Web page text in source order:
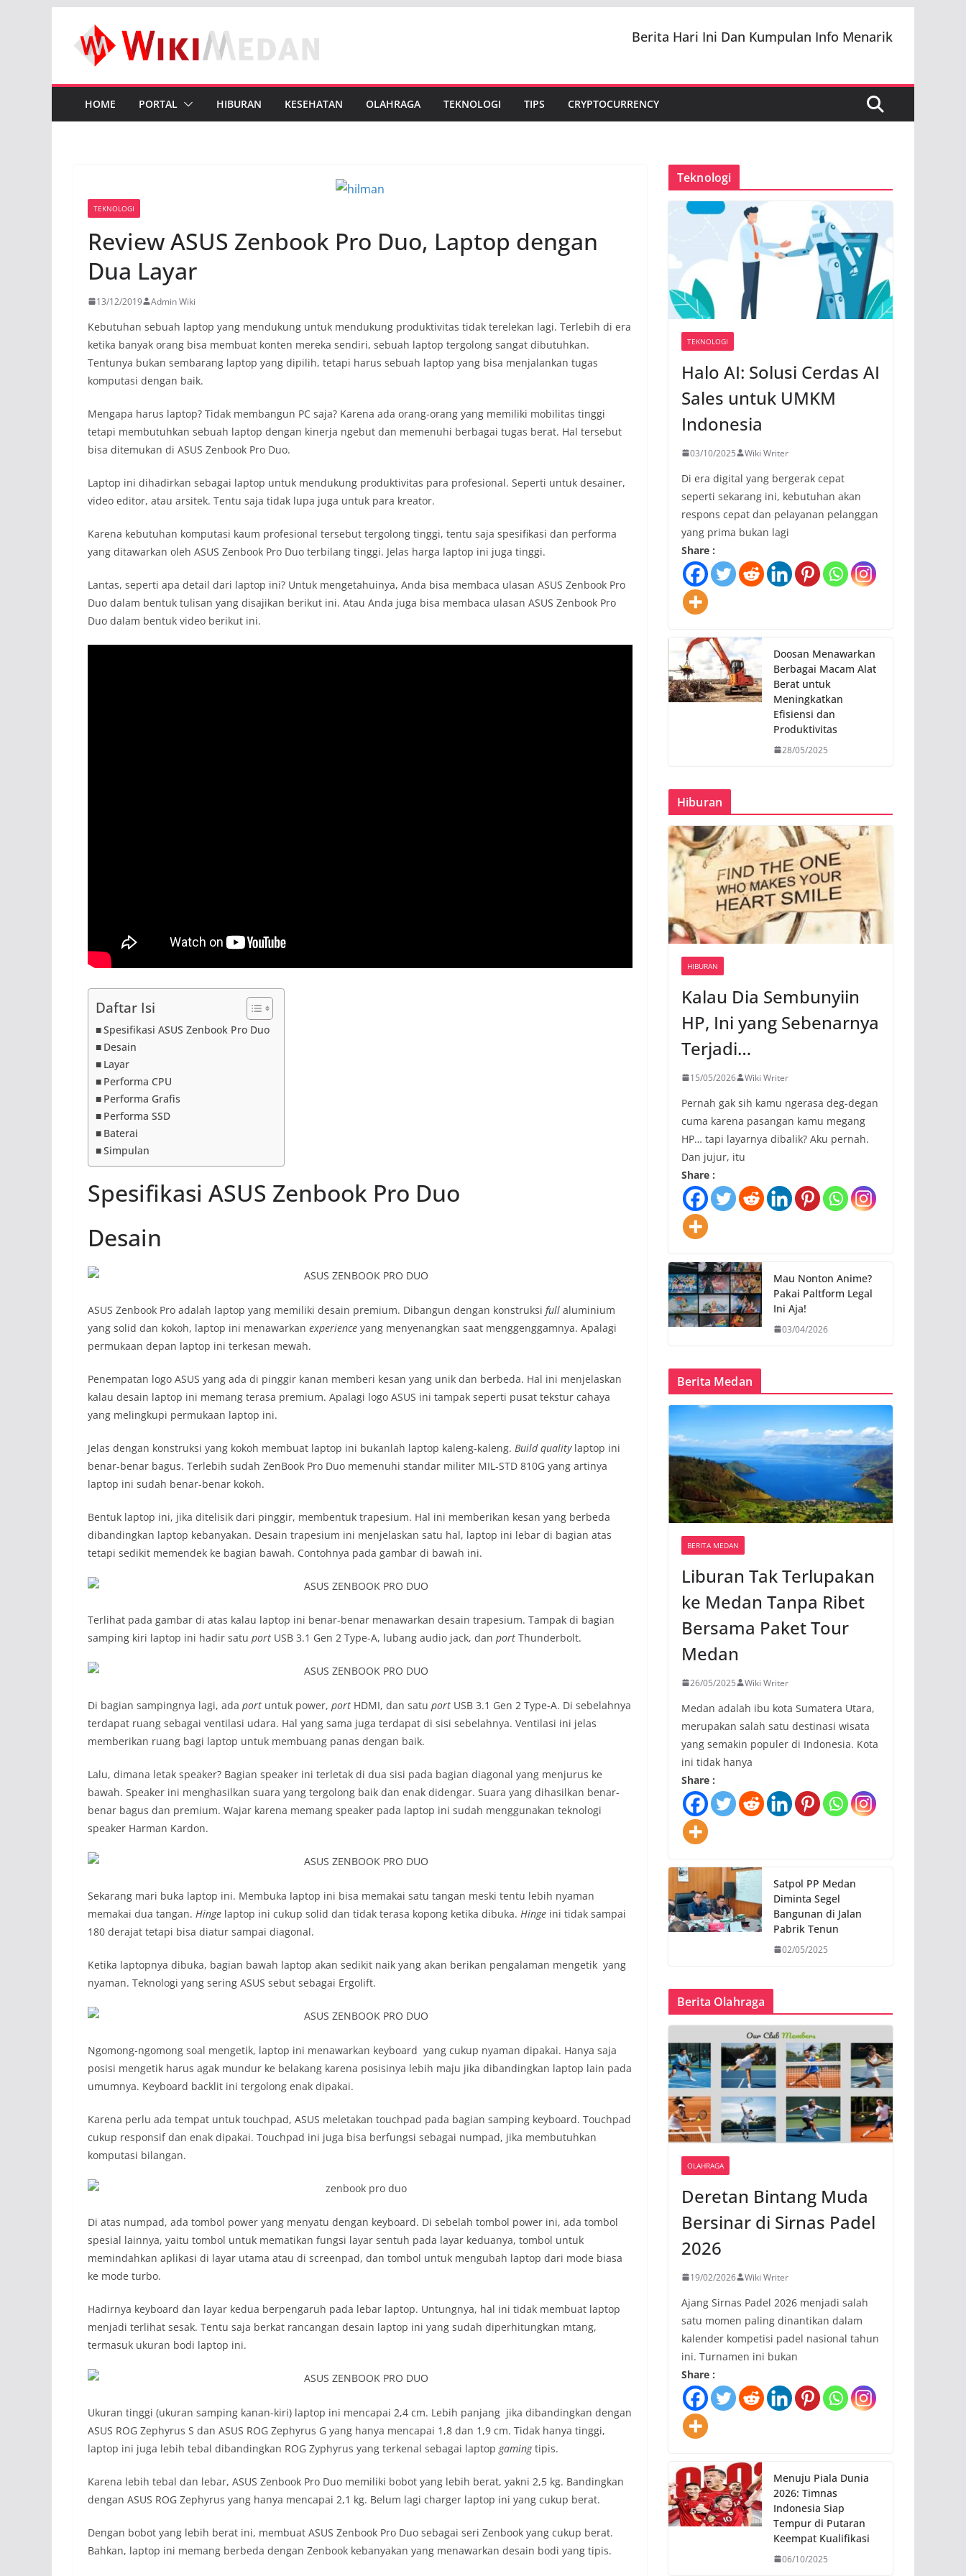
content
Berita Hari Ini Dan Kumpulan Info Menarik
HOME PORTAL HIBURAN KESEHATAN OLAHRAGA TEKNOLOGI TIPS CRYPTOCURRENCY
TEKNOLOGI
Review ASUS Zenbook Pro Duo, Laptop dengan
Dua Layar
13/12/2019 Admin Wiki
Kebutuhan sebuah laptop yang mendukung untuk mendukung produktivitas tidak terelekan lagi. Terlebih di era
ketika banyak orang bisa membuat konten mereka sendiri, sebuah laptop tergolong sangat dibutuhkan.
Tentunya bukan sembarang laptop yang dipilih, tetapi harus sebuah laptop yang bisa menjalankan tugas
komputasi dengan baik.
Mengapa harus laptop? Tidak membangun PC saja? Karena ada orang-orang yang memiliki mobilitas tinggi
tetapi membutuhkan sebuah laptop dengan kinerja ngebut dan memenuhi berbagai tugas berat. Hal tersebut
bisa ditemukan di ASUS Zenbook Pro Duo.
Laptop ini dihadirkan sebagai laptop untuk mendukung produktivitas para profesional. Seperti untuk desainer,
video editor, atau arsitek. Tentu saja tidak lupa juga untuk para kreator.
Karena kebutuhan komputasi kaum profesional tersebut tergolong tinggi, tentu saja spesifikasi dan performa
yang ditawarkan oleh ASUS Zenbook Pro Duo terbilang tinggi. Jelas harga laptop ini juga tinggi.
Lantas, seperti apa detail dari laptop ini? Untuk mengetahuinya, Anda bisa membaca ulasan ASUS Zenbook Pro
Duo dalam bentuk tulisan yang disajikan berikut ini. Atau Anda juga bisa membaca ulasan ASUS Zenbook Pro
Duo dalam bentuk video berikut ini.
Daftar Isi
Spesifikasi ASUS Zenbook Pro Duo
Desain
Layar
Performa CPU
Performa Grafis
Performa SSD
Baterai
Simpulan
Spesifikasi ASUS Zenbook Pro Duo
Desain
ASUS Zenbook Pro adalah laptop yang memiliki desain premium. Dibangun dengan konstruksi full aluminium
yang solid dan kokoh, laptop ini menawarkan experience yang menyenangkan saat menggenggamnya. Apalagi
permukaan depan laptop ini terkesan mewah.
Penempatan logo ASUS yang ada di pinggir kanan memberi kesan yang unik dan berbeda. Hal ini menjelaskan
kalau desain laptop ini memang terasa premium. Apalagi logo ASUS ini tampak seperti pusat tekstur cahaya
yang melingkupi permukaan laptop ini.
Jelas dengan konstruksi yang kokoh membuat laptop ini bukanlah laptop kaleng-kaleng. Build quality laptop ini
benar-benar bagus. Terlebih sudah ZenBook Pro Duo memenuhi standar militer MIL-STD 810G yang artinya
laptop ini sudah benar-benar kokoh.
Bentuk laptop ini, jika ditelisik dari pinggir, membentuk trapesium. Hal ini memberikan kesan yang berbeda
dibandingkan laptop kebanyakan. Desain trapesium ini menjelaskan satu hal, laptop ini lebar di bagian atas
tetapi sedikit memendek ke bagian bawah. Contohnya pada gambar di bawah ini.
Terlihat pada gambar di atas kalau laptop ini benar-benar menawarkan desain trapesium. Tampak di bagian
samping kiri laptop ini hadir satu port USB 3.1 Gen 2 Type-A, lubang audio jack, dan port Thunderbolt.
Di bagian sampingnya lagi, ada port untuk power, port HDMI, dan satu port USB 3.1 Gen 2 Type-A. Di sebelahnya
terdapat ruang sebagai ventilasi udara. Hal yang sama juga terdapat di sisi sebelahnya. Ventilasi ini jelas
memberikan ruang bagi laptop untuk membuang panas dengan baik.
Lalu, dimana letak speaker? Bagian speaker ini terletak di dua sisi pada bagian diagonal yang menjurus ke
bawah. Speaker ini menghasilkan suara yang tergolong baik dan enak didengar. Suara yang dihasilkan benar-
benar bagus dan premium. Wajar karena memang speaker pada laptop ini sudah menggunakan teknologi
speaker Harman Kardon.
Sekarang mari buka laptop ini. Membuka laptop ini bisa memakai satu tangan meski tentu lebih nyaman
memakai dua tangan. Hinge laptop ini cukup solid dan tidak terasa kopong ketika dibuka. Hinge ini tidak sampai
180 derajat tetapi bisa diatur sampai diagonal.
Ketika laptopnya dibuka, bagian bawah laptop akan sedikit naik yang akan berikan pengalaman mengetik yang
nyaman. Teknologi yang sering ASUS sebut sebagai Ergolift.
Ngomong-ngomong soal mengetik, laptop ini menawarkan keyboard yang cukup nyaman dipakai. Hanya saja
posisi mengetik harus agak mundur ke belakang karena posisinya lebih maju jika dibandingkan laptop lain pada
umumnya. Keyboard backlit ini tergolong enak dipakai.
Karena perlu ada tempat untuk touchpad, ASUS meletakan touchpad pada bagian samping keyboard. Touchpad
cukup responsif dan enak dipakai. Touchpad ini juga bisa berfungsi sebagai numpad, jika membutuhkan
komputasi bilangan.
Di atas numpad, ada tombol power yang menyatu dengan keyboard. Di sebelah tombol power ini, ada tombol
spesial lainnya, yaitu tombol untuk mematikan fungsi layar sentuh pada layar keduanya, tombol untuk
memindahkan aplikasi di layar utama atau di screenpad, dan tombol untuk mengubah laptop dari mode biasa
ke mode turbo.
Hadirnya keyboard dan layar kedua berpengaruh pada lebar laptop. Untungnya, hal ini tidak membuat laptop
menjadi terlihat sesak. Tentu saja berkat rancangan desain laptop ini yang sudah diperhitungkan mtang,
termasuk ukuran bodi laptop ini.
Ukuran tinggi (ukuran samping kanan-kiri) laptop ini mencapai 2,4 cm. Lebih panjang jika dibandingkan dengan
ASUS ROG Zephyrus S dan ASUS ROG Zephyrus G yang hanya mencapai 1,8 dan 1,9 cm. Tidak hanya tinggi,
laptop ini juga lebih tebal dibandingkan ROG Zyphyrus yang terkenal sebagai laptop gamingtipis.
Karena lebih tebal dan lebar, ASUS Zenbook Pro Duo memiliki bobot yang lebih berat, yakni 2,5 kg. Bandingkan
dengan ASUS ROG Zephyrus yang hanya mencapai 2,1 kg. Belum lagi charger laptop ini yang cukup berat.
Dengan bobot yang lebih berat ini, membuat ASUS Zenbook Pro Duo sebagai seri Zenbook yang cukup berat.
Bahkan, laptop ini memang berbeda dengan Zenbook kebanyakan yang menawarkan desain bodi yang tipis.
Teknologi
TEKNOLOGI
Halo AI: Solusi Cerdas AI
Sales untuk UMKM
Indonesia
03/10/2025 Wiki Writer
Di era digital yang bergerak cepat
seperti sekarang ini, kebutuhan akan
respons cepat dan pelayanan pelanggan
yang prima bukan lagi
Share :
Doosan Menawarkan
Berbagai Macam Alat
Berat untuk
Meningkatkan
Efisiensi dan
Produktivitas
28/05/2025
Hiburan
HIBURAN
Kalau Dia Sembunyiin
HP, Ini yang Sebenarnya
Terjadi…
15/05/2026 Wiki Writer
Pernah gak sih kamu ngerasa deg-degan
cuma karena pasangan kamu megang
HP… tapi layarnya dibalik? Aku pernah.
Dan jujur, itu
Share :
Mau Nonton Anime?
Pakai Paltform Legal
Ini Aja!
03/04/2026
Berita Medan
BERITA MEDAN
Liburan Tak Terlupakan
ke Medan Tanpa Ribet
Bersama Paket Tour
Medan
26/05/2025 Wiki Writer
Medan adalah ibu kota Sumatera Utara,
merupakan salah satu destinasi wisata
yang semakin populer di Indonesia. Kota
ini tidak hanya
Share :
Satpol PP Medan
Diminta Segel
Bangunan di Jalan
Pabrik Tenun
02/05/2025
Berita Olahraga
OLAHRAGA
Deretan Bintang Muda
Bersinar di Sirnas Padel
2026
19/02/2026 Wiki Writer
Ajang Sirnas Padel 2026 menjadi salah
satu momen paling dinantikan dalam
kalender kompetisi padel nasional tahun
ini. Turnamen ini bukan
Share :
Menuju Piala Dunia
2026: Timnas
Indonesia Siap
Tempur di Putaran
Keempat Kualifikasi
06/10/2025